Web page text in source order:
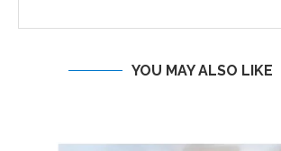
YOU MAY ALSO LIKE